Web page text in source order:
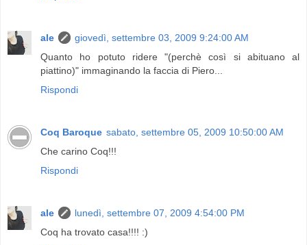
ale
giovedì, settembre 03, 2009 9:24:00 AM
Quanto ho potuto ridere "(perchè così si abituano al
piattino)" immaginando la faccia di Piero...
Rispondi
Coq Baroque sabato, settembre 05, 2009 10:50:00 AM
Che carino Coq!!!
Rispondi
ale
lunedì, settembre 07, 2009 4:54:00 PM
Coq ha trovato casa!!!! :)